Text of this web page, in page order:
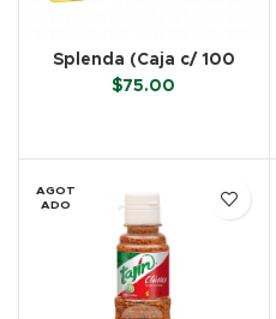
Splenda (Caja c/ 100
sobres)
$75.00
AGOT
ADO